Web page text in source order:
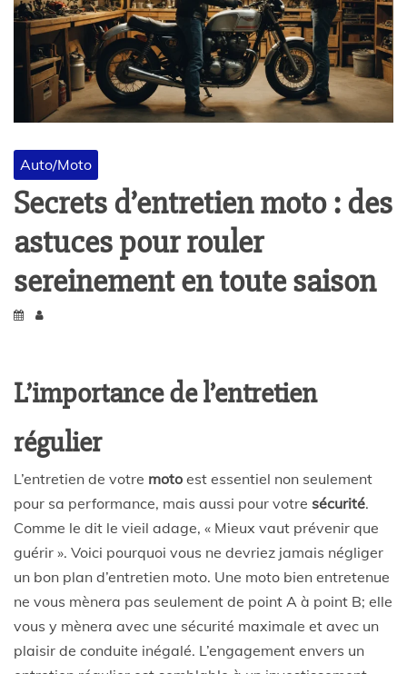
Auto/Moto
Secrets d’entretien moto : des
astuces pour rouler
sereinement en toute saison
L’importance de l’entretien
régulier
L’entretien de votre moto est essentiel non seulement
pour sa performance, mais aussi pour votre sécurité.
Comme le dit le vieil adage, « Mieux vaut prévenir que
guérir ». Voici pourquoi vous ne devriez jamais négliger
un bon plan d’entretien moto. Une moto bien entretenue
ne vous mènera pas seulement de point A à point B; elle
vous y mènera avec une sécurité maximale et avec un
plaisir de conduite inégalé. L’engagement envers un